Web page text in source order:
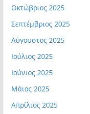
Οκτώβριος 2025
Σεπτέμβριος 2025
Αύγουστος 2025
Ιούλιος 2025
Ιούνιος 2025
Μάιος 2025
Απρίλιος 2025